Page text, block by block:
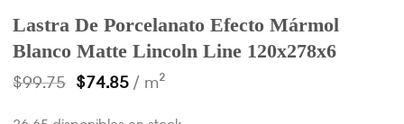
Lastra De Porcelanato Efecto Mármol
Blanco Matte Lincoln Line 120x278x6
$99.75 $74.85 / m²